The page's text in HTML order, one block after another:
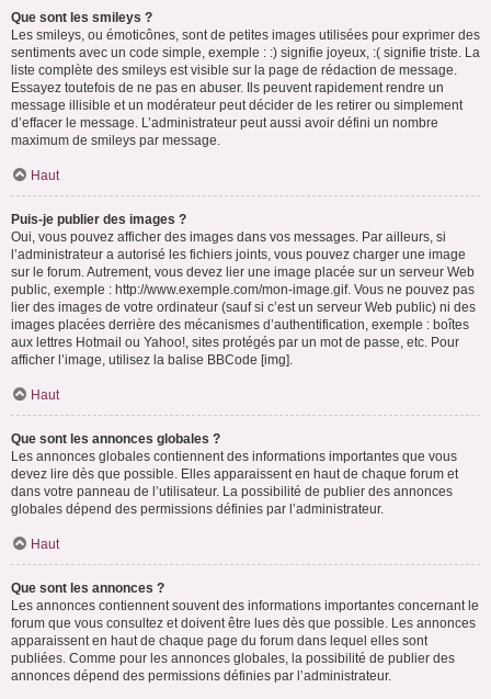
Que sont les smileys ?
Les smileys, ou émoticônes, sont de petites images utilisées pour exprimer des
sentiments avec un code simple, exemple : :) signifie joyeux, :( signifie triste. La
liste complète des smileys est visible sur la page de rédaction de message.
Essayez toutefois de ne pas en abuser. Ils peuvent rapidement rendre un
message illisible et un modérateur peut décider de les retirer ou simplement
d’effacer le message. L’administrateur peut aussi avoir défini un nombre
maximum de smileys par message.
Haut
Puis-je publier des images ?
Oui, vous pouvez afficher des images dans vos messages. Par ailleurs, si
l’administrateur a autorisé les fichiers joints, vous pouvez charger une image
sur le forum. Autrement, vous devez lier une image placée sur un serveur Web
public, exemple : http://www.exemple.com/mon-image.gif. Vous ne pouvez pas
lier des images de votre ordinateur (sauf si c’est un serveur Web public) ni des
images placées derrière des mécanismes d’authentification, exemple : boîtes
aux lettres Hotmail ou Yahoo!, sites protégés par un mot de passe, etc. Pour
afficher l’image, utilisez la balise BBCode [img].
Haut
Que sont les annonces globales ?
Les annonces globales contiennent des informations importantes que vous
devez lire dès que possible. Elles apparaissent en haut de chaque forum et
dans votre panneau de l’utilisateur. La possibilité de publier des annonces
globales dépend des permissions définies par l’administrateur.
Haut
Que sont les annonces ?
Les annonces contiennent souvent des informations importantes concernant le
forum que vous consultez et doivent être lues dès que possible. Les annonces
apparaissent en haut de chaque page du forum dans lequel elles sont
publiées. Comme pour les annonces globales, la possibilité de publier des
annonces dépend des permissions définies par l’administrateur.